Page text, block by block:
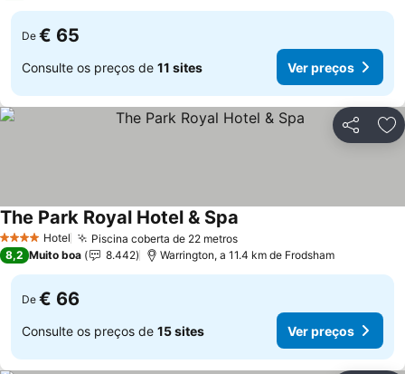
De € 65
Consulte os preços de 11 sites Ver preços
Partilhar
4 EstrelasHotel Piscina coberta de 22 metrosVer preços
The Park Royal Hotel & Spa
8,2 Muito boa 8.442 Warrington, a 11.4 km de Frodsham
De € 66
Consulte os preços de 15 sites Ver preços